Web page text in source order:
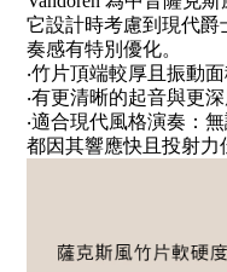
它設計時考慮到現代爵
奏感有特別優化。
‧竹片頂端較厚且振動
‧有更清晰的起音與更深
‧適合現代風格演奏：
都因其響應快且投射力